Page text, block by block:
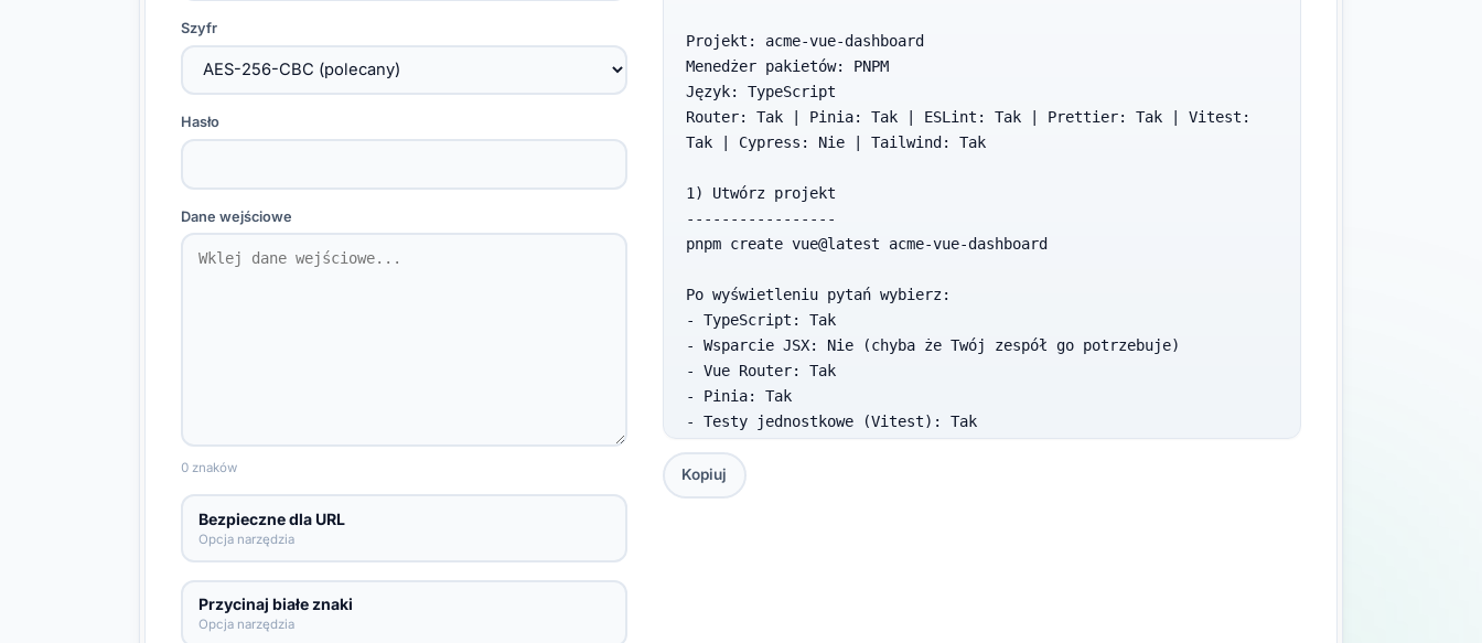
Szyfr
Hasło
Dane wejściowe
0 znaków
Bezpieczne dla URL
Opcja narzędzia
Przycinaj białe znaki
Opcja narzędzia
Projekt: acme-vue-dashboard
Menedżer pakietów: PNPM
Język: TypeScript
Router: Tak | Pinia: Tak | ESLint: Tak | Prettier: Tak | Vitest:
Tak | Cypress: Nie | Tailwind: Tak
1) Utwórz projekt
-----------------
pnpm create vue@latest acme-vue-dashboard
Po wyświetleniu pytań wybierz:
- TypeScript: Tak
- Wsparcie JSX: Nie (chyba że Twój zespół go potrzebuje)
- Vue Router: Tak
- Pinia: Tak
- Testy jednostkowe (Vitest): Tak
- ESLint: Tak
- Prettier: Tak
Kopiuj